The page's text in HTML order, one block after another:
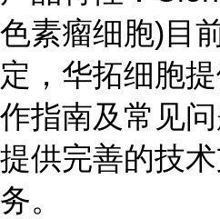
色素瘤细胞)目
定，华拓细胞
作指南及常见
提供完善的技
务。